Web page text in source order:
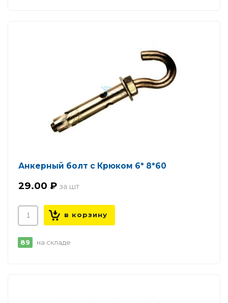
Анкерный болт с Крюком 6* 8*60
29.00 ₽
89 на складе